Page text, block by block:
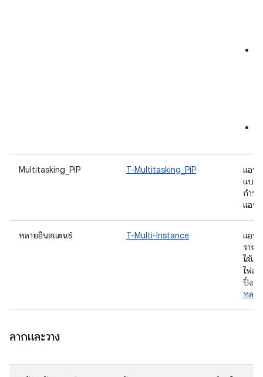
Multitasking_PiP T-Multitasking_PiP
แอป
แบบ
กำห
แอป
หลายอินสแตนซ์ T-Multi-Instance
แอป
ราย
ได้แก่
ไฟล์
ปิ้ง ดู
หลา
ลากและวาง